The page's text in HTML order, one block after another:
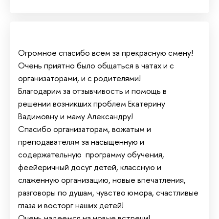
Огромное спасибо всем за прекрасную смену!
Очень приятно было общаться в чатах и с
организаторами, и с родителями!
Благодарим за отзывчивость и помощь в
решении возникших проблем Екатерину
Вадимовну и маму Александру!
Спасибо организаторам, вожатым и
преподавателям за насыщенную и
содержательную программу обучения,
феейеричный досуг детей, классную и
слаженную организацию, новые впечатления,
разговоры по душам, чувство юмора, счастливые
глаза и восторг наших детей!